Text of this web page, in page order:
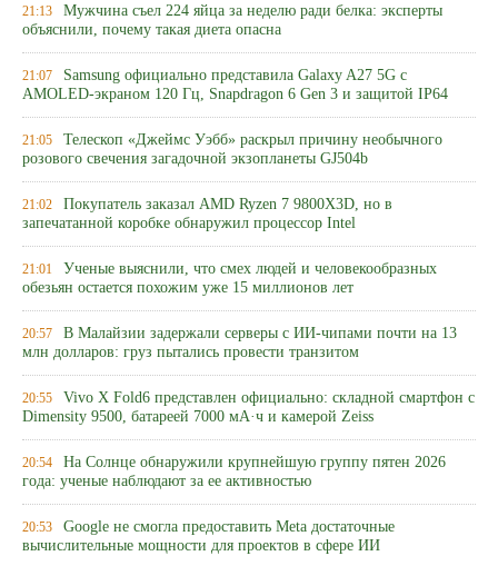
21:13 Мужчина съел 224 яйца за неделю ради белка: эксперты
объяснили, почему такая диета опасна
21:07 Samsung официально представила Galaxy A27 5G с
AMOLED-экраном 120 Гц, Snapdragon 6 Gen 3 и защитой IP64
21:05 Телескоп «Джеймс Уэбб» раскрыл причину необычного
розового свечения загадочной экзопланеты GJ504b
21:02 Покупатель заказал AMD Ryzen 7 9800X3D, но в
запечатанной коробке обнаружил процессор Intel
21:01 Ученые выяснили, что смех людей и человекообразных
обезьян остается похожим уже 15 миллионов лет
20:57 В Малайзии задержали серверы с ИИ-чипами почти на 13
млн долларов: груз пытались провести транзитом
20:55 Vivo X Fold6 представлен официально: складной смартфон с
Dimensity 9500, батареей 7000 мА·ч и камерой Zeiss
20:54 На Солнце обнаружили крупнейшую группу пятен 2026
года: ученые наблюдают за ее активностью
20:53 Google не смогла предоставить Meta достаточные
вычислительные мощности для проектов в сфере ИИ